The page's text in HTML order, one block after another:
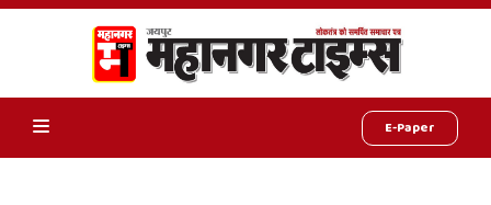
E-Paper